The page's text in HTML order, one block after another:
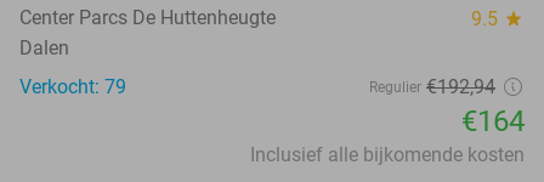
Center Parcs De Huttenheugte 9.5 star
Dalen
Verkocht: 79
Regulier €192,94
€164
Inclusief alle bijkomende kosten